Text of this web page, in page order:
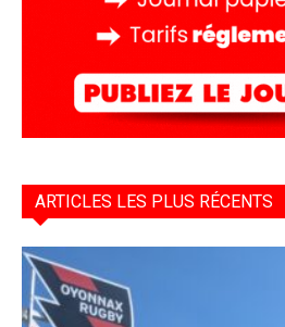
ARTICLES LES PLUS RÉCENTS